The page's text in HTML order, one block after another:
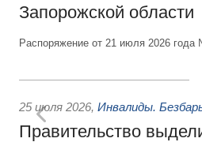
Запорожской области
Распоряжение от 21 июля 2026 года
25 июля 2026, Инвалиды.
Правительство